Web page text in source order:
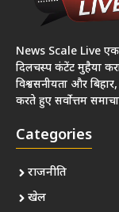
News Scale Live
दिलचस्प कंटेंट मुहैया
विश्वसनीयता और
करते हुए सर्वोत्तम
Categories
राजनीति
खेल